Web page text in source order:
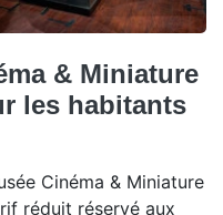
& Miniature
les habitants
Cinéma & Miniature
réduit réservé aux